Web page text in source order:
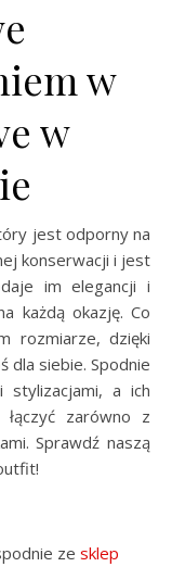
w
w
jest odporny na
konserwacji i jest
im elegancji i
każdą okazję. Co
rozmiarze, dzięki
dla siebie. Spodnie
stylizacjami, a ich
zarówno z
Sprawdź naszą
ze sklep